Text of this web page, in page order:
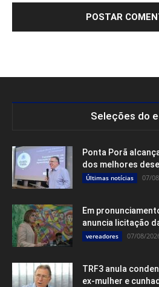
Seleções do
Ponta Porã
dos melhores
Últimas notícias 07/
Em
anuncia licitação
vereadores 07/08/
TRF3 anula
ex-mulher e